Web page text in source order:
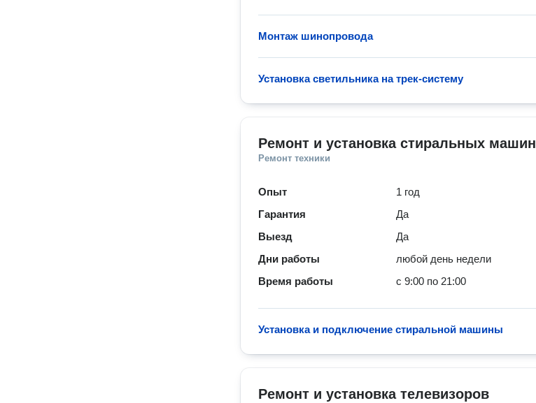
Монтаж шинопровода
Установка светильника на трек-систему
Ремонт и установка стиральных машин
Ремонт техники
Опыт
1 год
Гарантия
Да
Выезд
Да
Дни работы
любой день недели
Время работы
с 9:00 по 21:00
Установка и подключение стиральной машины
Ремонт и установка телевизоров